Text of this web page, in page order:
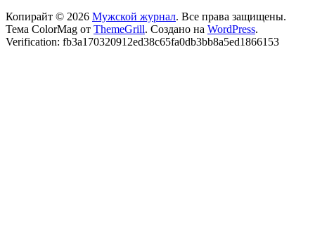
Копирайт © 2026 Мужской журнал. Все права защищены.
Тема ColorMag от ThemeGrill. Создано на WordPress.
Verification: fb3a170320912ed38c65fa0db3bb8a5ed1866153